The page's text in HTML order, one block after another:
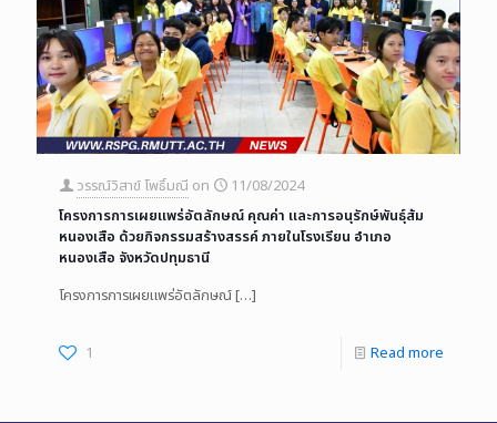
วรรณ์วิสาข์ โพธิ์มณี on
11/08/2024
โครงการการเผยแพร่อัตลักษณ์ คุณค่า และการอนุรักษ์พันธุ์ส้ม
หนองเสือ ด้วยกิจกรรมสร้างสรรค์ ภายในโรงเรียน อำเภอ
หนองเสือ จังหวัดปทุมธานี
โครงการการเผยแพร่อัตลักษณ์[…]
1 Read more